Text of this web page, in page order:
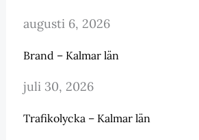
augusti 6, 2026
Brand – Kalmar län
juli 30, 2026
Trafikolycka – Kalmar län